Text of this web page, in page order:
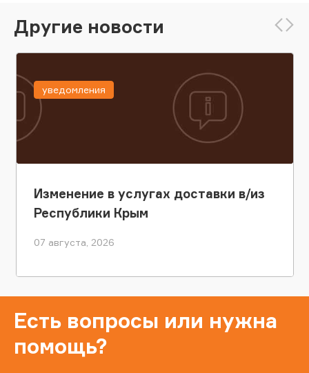
Другие новости
Изменение в услугах доставки в/из
Республики Крым
07 августа, 2026
уведомления
Есть вопросы или нужна
помощь?